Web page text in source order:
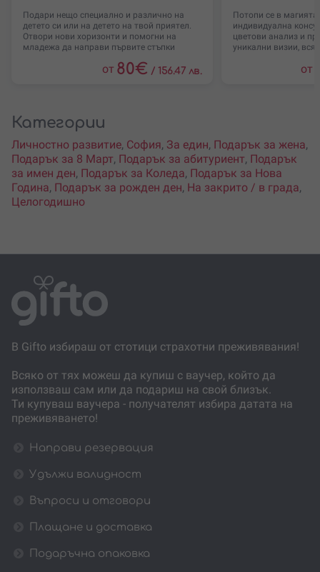
Подари нещо специално и различно на
детето си или на детето на твой приятел.
Отвори нови хоризонти и помогни на
младежа да направи първите стъпки
от 80€ / 156.47 лв.
Потопи се в
индивидуална
цветови анализ и
уникални визии,
от
Категории
Личностно развитие, София, За един, Подарък за жена,
Подарък за 8 Март, Подарък за абитуриент, Подарък
за имен ден, Подарък за Коледа, Подарък за Нова
Година, Подарък за рожден ден, На закрито / в града,
Целогодишно
В Gifto избираш от стотици страхотни преживявания!
Всяко от тях можеш да купиш с ваучер, който да
използваш сам или да подариш на свой близък.
Ти купуваш ваучера - получателят избира датата на
преживяването!
Направи резервация
Удължи валидност
Въпроси и отговори
Плащане и доставка
Подаръчна опаковка